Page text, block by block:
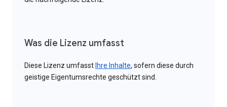
Was die Lizenz umfasst
Diese Lizenz umfasst Ihre Inhalte, sofern diese durch
geistige Eigentumsrechte geschützt sind.